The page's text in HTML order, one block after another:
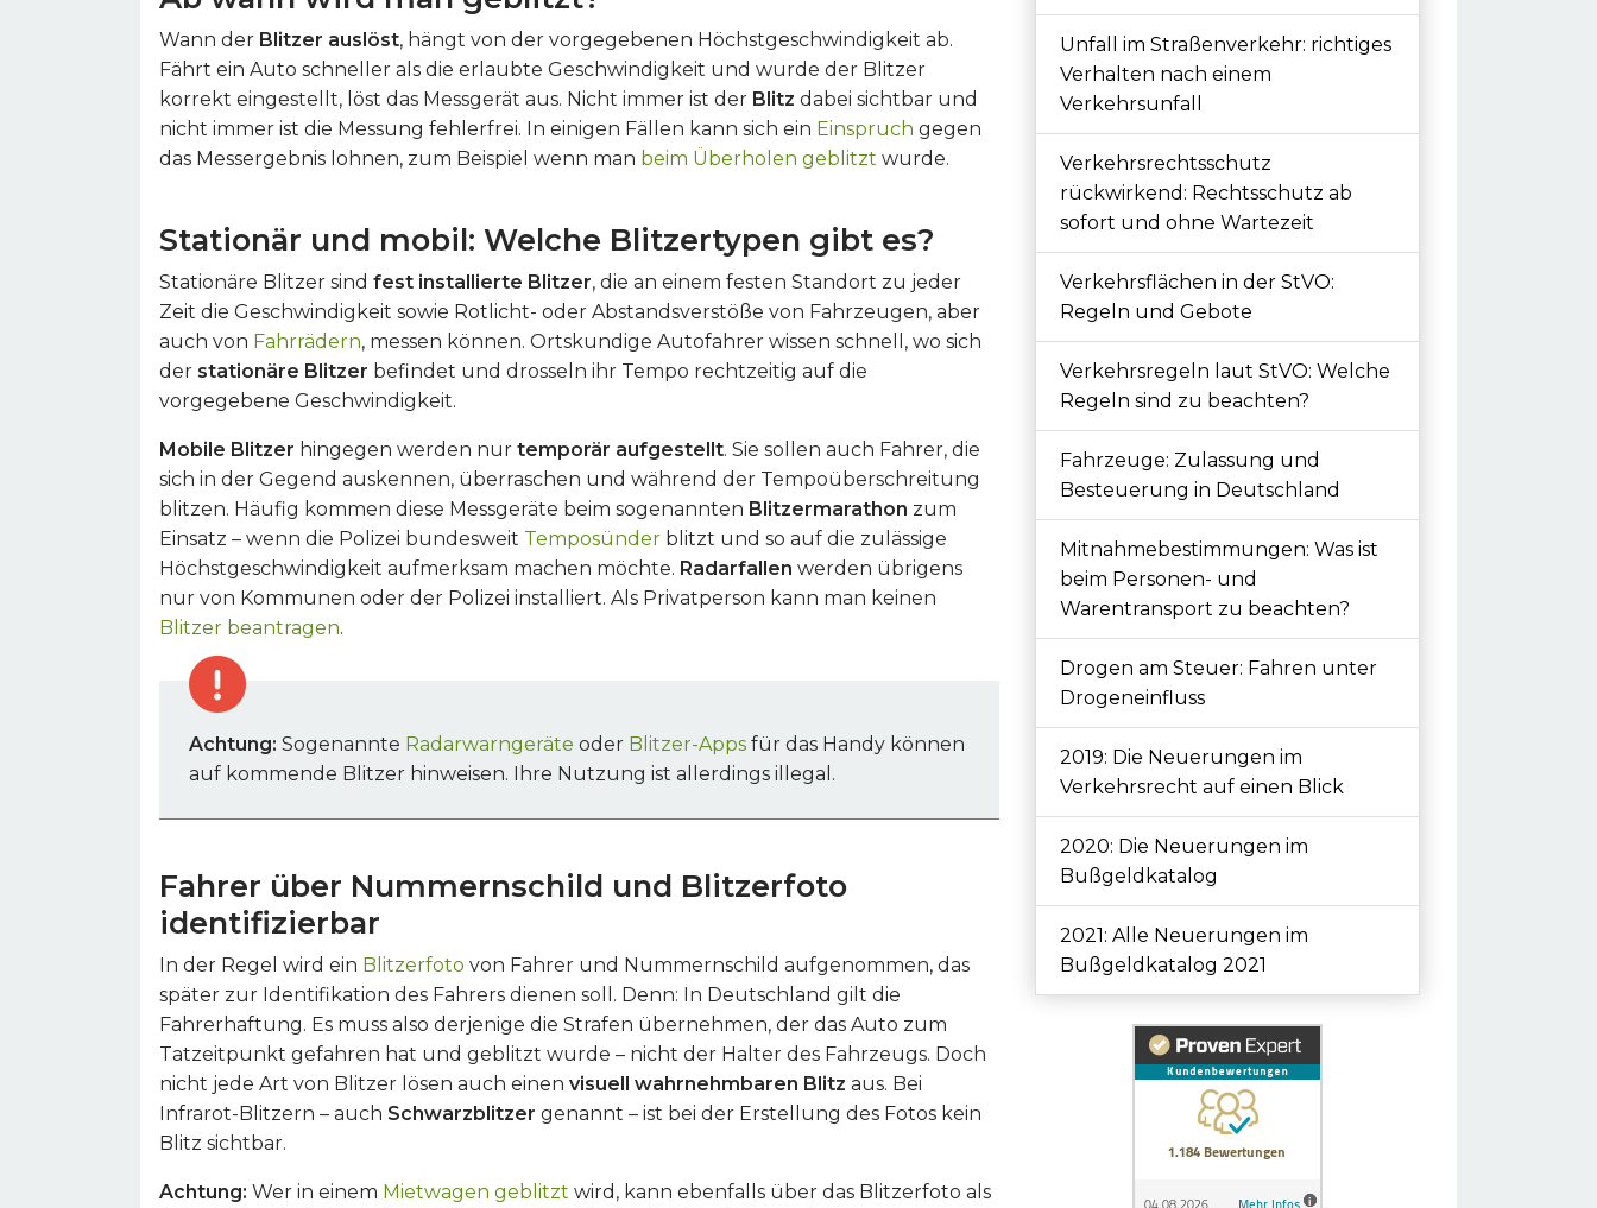
Wann der Blitzer auslöst, hängt von der vorgegebenen Höchstgeschwindigkeit ab.
Fährt ein Auto schneller als die erlaubte Geschwindigkeit und wurde der Blitzer
korrekt eingestellt, löst das Messgerät aus. Nicht immer ist der Blitz dabei sichtbar und
nicht immer ist die Messung fehlerfrei. In einigen Fällen kann sich ein Einspruch gegen
das Messergebnis lohnen, zum Beispiel wenn man beim Überholen geblitzt wurde.
Stationär und mobil: Welche Blitzertypen gibt es?
Stationäre Blitzer sind fest installierte Blitzer, die an einem festen Standort zu jeder
Zeit die Geschwindigkeit sowie Rotlicht- oder Abstandsverstöße von Fahrzeugen, aber
auch von Fahrrädern, messen können. Ortskundige Autofahrer wissen schnell, wo sich
der stationäre Blitzer befindet und drosseln ihr Tempo rechtzeitig auf die
vorgegebene Geschwindigkeit.
Mobile Blitzer hingegen werden nur temporär aufgestellt. Sie sollen auch Fahrer, die
sich in der Gegend auskennen, überraschen und während der Tempoüberschreitung
blitzen. Häufig kommen diese Messgeräte beim sogenannten Blitzermarathon zum
Einsatz – wenn die Polizei bundesweit Temposünder blitzt und so auf die zulässige
Höchstgeschwindigkeit aufmerksam machen möchte. Radarfallen werden übrigens
nur von Kommunen oder der Polizei installiert. Als Privatperson kann man keinen
Blitzer beantragen.
Achtung: Sogenannte Radarwarngeräte oder Blitzer-Apps für das Handy können
auf kommende Blitzer hinweisen. Ihre Nutzung ist allerdings illegal.
Fahrer über Nummernschild und Blitzerfoto
identifizierbar
In der Regel wird ein Blitzerfoto von Fahrer und Nummernschild aufgenommen, das
später zur Identifikation des Fahrers dienen soll. Denn: In Deutschland gilt die
Fahrerhaftung. Es muss also derjenige die Strafen übernehmen, der das Auto zum
Tatzeitpunkt gefahren hat und geblitzt wurde – nicht der Halter des Fahrzeugs. Doch
nicht jede Art von Blitzer lösen auch einen visuell wahrnehmbaren Blitz aus. Bei
Infrarot-Blitzern – auch Schwarzblitzer genannt – ist bei der Erstellung des Fotos kein
Blitz sichtbar.
Achtung: Wer in einem Mietwagen geblitzt wird, kann ebenfalls über das Blitzerfoto als
Unfall im Straßenverkehr: richtiges
Verhalten nach einem
Verkehrsunfall
Verkehrsrechtsschutz
rückwirkend: Rechtsschutz ab
sofort und ohne Wartezeit
Verkehrsflächen in der StVO:
Regeln und Gebote
Verkehrsregeln laut StVO: Welche
Regeln sind zu beachten?
Fahrzeuge: Zulassung und
Besteuerung in Deutschland
Mitnahmebestimmungen: Was ist
beim Personen- und
Warentransport zu beachten?
Drogen am Steuer: Fahren unter
Drogeneinfluss
2019: Die Neuerungen im
Verkehrsrecht auf einen Blick
2020: Die Neuerungen im
Bußgeldkatalog
2021: Alle Neuerungen im
Bußgeldkatalog 2021